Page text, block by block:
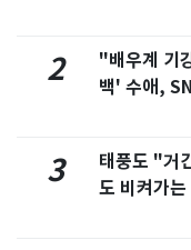
2
"배우계 기
백' 수애,
3
태풍도 "거
도 비켜가